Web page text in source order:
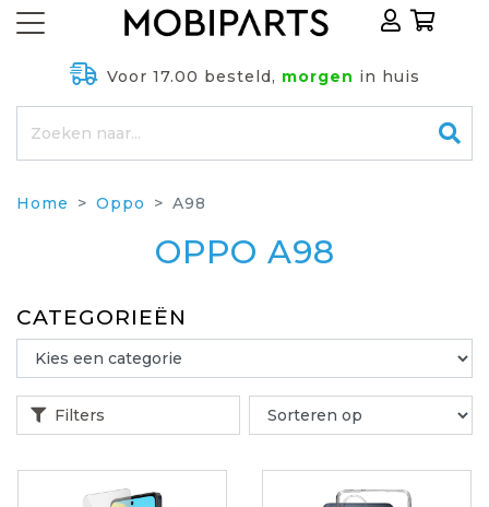
Voor 17.00 besteld, morgen in huis
Home Oppo A98
OPPO A98
CATEGORIEËN
Filters